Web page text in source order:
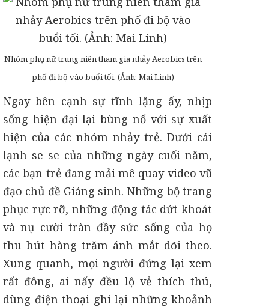
Nhóm phụ nữ trung niên tham gia nhảy Aerobics trên
phố đi bộ vào buổi tối. (Ảnh: Mai Linh)
Ngay bên cạnh sự tĩnh lặng ấy, nhịp
sống hiện đại lại bùng nổ với sự xuất
hiện của các nhóm nhảy trẻ. Dưới cái
lạnh se se của những ngày cuối năm,
các bạn trẻ đang mải mê quay video vũ
đạo chủ đề Giáng sinh. Những bộ trang
phục rực rỡ, những động tác dứt khoát
và nụ cười tràn đầy sức sống của họ
thu hút hàng trăm ánh mắt dõi theo.
Xung quanh, mọi người đứng lại xem
rất đông, ai nấy đều lộ vẻ thích thú,
dùng điện thoại ghi lại những khoảnh